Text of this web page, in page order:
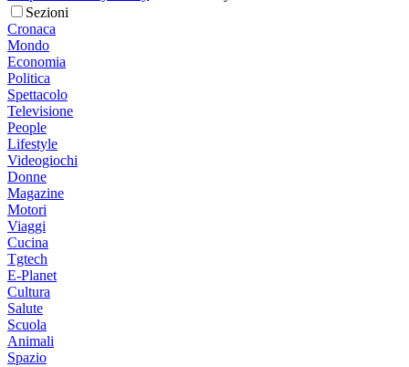
Sezioni
Cronaca
Mondo
Economia
Politica
Spettacolo
Televisione
People
Lifestyle
Videogiochi
Donne
Magazine
Motori
Viaggi
Cucina
Tgtech
E-Planet
Cultura
Salute
Scuola
Animali
Spazio